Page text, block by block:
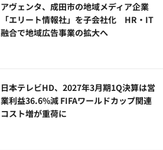
アヴェンタ、成田市の地域メディア企業
「エリート情報社」を子会社化 HR・IT
融合で地域広告事業の拡大へ
日本テレビHD、2027年3月期1Q決算は営
業利益36.6%減 FIFAワールドカップ関連
コスト増が重荷に